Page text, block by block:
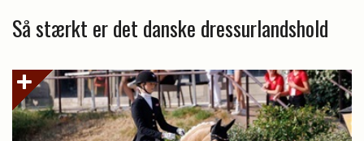
Så stærkt er det danske dressurlandshold